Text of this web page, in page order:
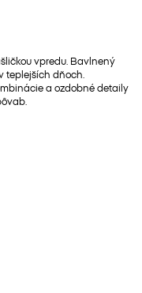
vpredu. Bavlnený
teplejších dňoch.
a ozdobné detaily